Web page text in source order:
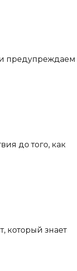
предупреждаем
до того, как
который знает